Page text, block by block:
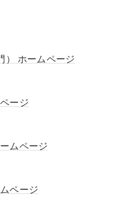
） ホームページ
ージ
ムページ
ページ